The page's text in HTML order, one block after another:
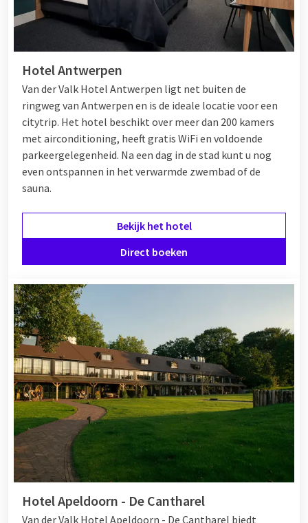
Hotel Antwerpen
Van der Valk Hotel Antwerpen ligt net buiten de
ringweg van Antwerpen en is de ideale locatie voor een
citytrip. Het hotel beschikt over meer dan 200 kamers
met airconditioning, heeft gratis WiFi en voldoende
parkeergelegenheid. Na een dag in de stad kunt u nog
even ontspannen in het verwarmde zwembad of de
sauna.
Bekijk het hotel
Direct boeken
Hotel Apeldoorn - De Cantharel
Van der Valk Hotel Apeldoorn - De Cantharel biedt